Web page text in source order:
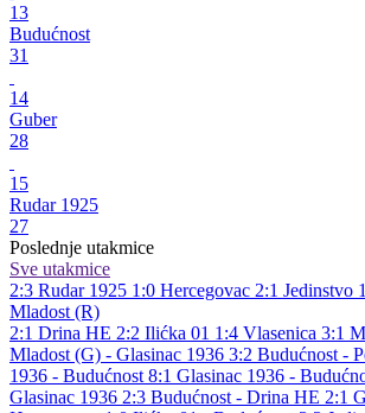
13
Budućnost
31
14
Guber
28
15
Rudar 1925
27
Poslednje utakmice
Sve utakmice
2:3 Rudar 1925 1:0 Hercegovac 2:1 Jedinstvo
Mladost (R)
2:1 Drina HE 2:2 Ilićka 01 1:4 Vlasenica 3:1
Mladost (G) - Glasinac 1936 3:2 Budućnost -
1936 - Budućnost 8:1 Glasinac 1936 -
Glasinac 1936 2:3 Budućnost - Drina HE 2:1